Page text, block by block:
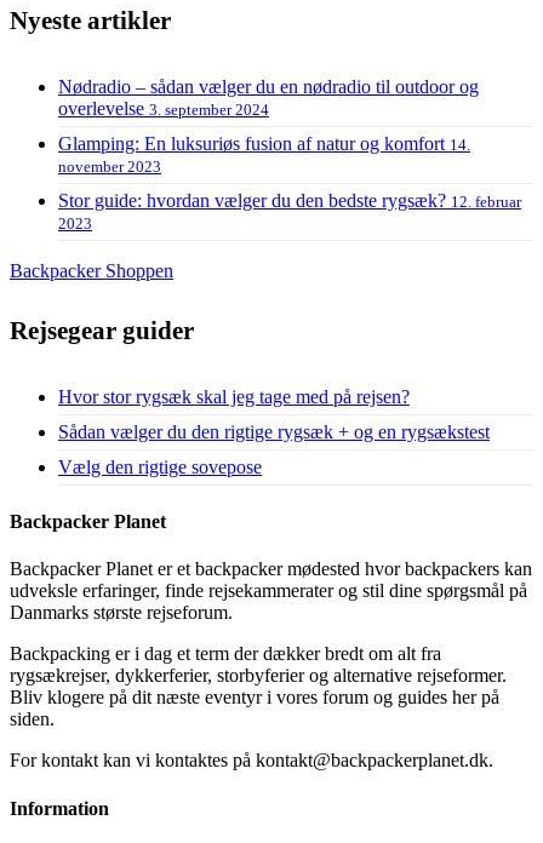
Nyeste artikler
Nødradio – sådan vælger du en nødradio til outdoor og
overlevelse 3. september 2024
Glamping: En luksuriøs fusion af natur og komfort 14.
november 2023
Stor guide: hvordan vælger du den bedste rygsæk? 12. februar
2023
Backpacker Shoppen
Rejsegear guider
Hvor stor rygsæk skal jeg tage med på rejsen?
Sådan vælger du den rigtige rygsæk + og en rygsækstest
Vælg den rigtige sovepose
Backpacker Planet
Backpacker Planet er et backpacker mødested hvor backpackers kan
udveksle erfaringer, finde rejsekammerater og stil dine spørgsmål på
Danmarks største rejseforum.
Backpacking er i dag et term der dækker bredt om alt fra
rygsækrejser, dykkerferier, storbyferier og alternative rejseformer.
Bliv klogere på dit næste eventyr i vores forum og guides her på
siden.
For kontakt kan vi kontaktes på kontakt@backpackerplanet.dk.
Information